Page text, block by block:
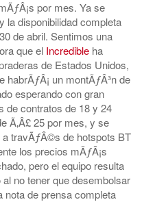
por mes. Ya se
la disponibilidad completa
de abril. Sentimos una
que el Incredibleha
de Estados Unidos,
un montÃƒÂ³n de
esperando con gran
de contratos de 18 y 24
Ã‚Â£ 25 por mes, y se
travÃƒÂ©s de hotspots BT
los precios mÃƒÂ¡s
pero el equipo resulta
no tener que desembolsar
nota de prensa completa